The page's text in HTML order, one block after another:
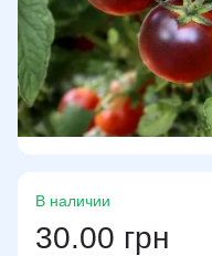
В наличии
30.00 грн